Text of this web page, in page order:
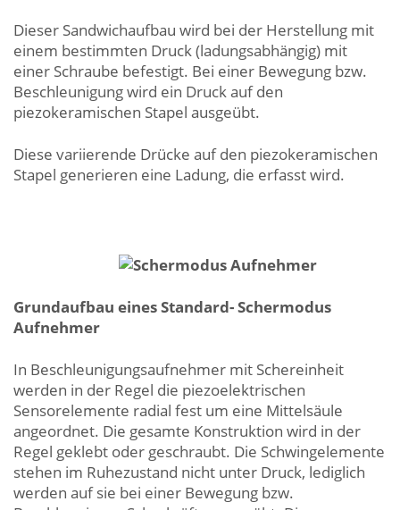
Dieser Sandwichaufbau wird bei der Herstellung mit
einem bestimmten Druck (ladungsabhängig) mit
einer Schraube befestigt. Bei einer Bewegung bzw.
Beschleunigung wird ein Druck auf den
piezokeramischen Stapel ausgeübt.
Diese variierende Drücke auf den piezokeramischen
Stapel generieren eine Ladung, die erfasst wird.
Grundaufbau eines Standard- Schermodus
Aufnehmer
In Beschleunigungsaufnehmer mit Schereinheit
werden in der Regel die piezoelektrischen
Sensorelemente radial fest um eine Mittelsäule
angeordnet. Die gesamte Konstruktion wird in der
Regel geklebt oder geschraubt. Die Schwingelemente
stehen im Ruhezustand nicht unter Druck, lediglich
werden auf sie bei einer Bewegung bzw.